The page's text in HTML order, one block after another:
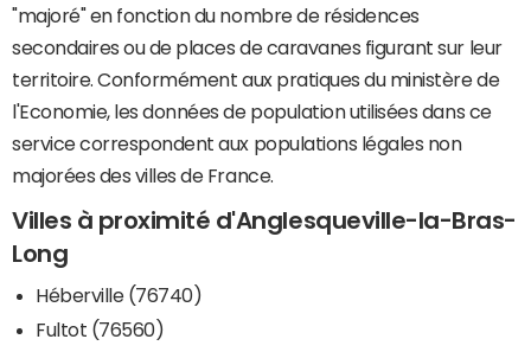
"majoré" en fonction du nombre de résidences
secondaires ou de places de caravanes figurant sur leur
territoire. Conformément aux pratiques du ministère de
l'Economie, les données de population utilisées dans ce
service correspondent aux populations légales non
majorées des villes de France.
Villes à proximité d'Anglesqueville-la-Bras-
Long
Héberville (76740)
Fultot (76560)